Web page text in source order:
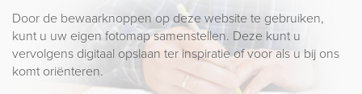
Door de bewaarknoppen op deze website te gebruiken,
kunt u uw eigen fotomap samenstellen. Deze kunt u
vervolgens digitaal opslaan ter inspiratie of voor als u bij ons
komt oriënteren.